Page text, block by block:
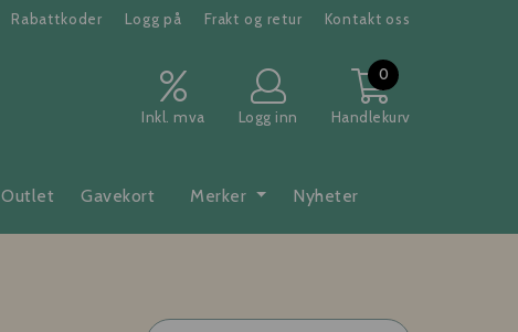
Rabattkoder Logg på Frakt og retur Kontakt oss
Inkl. mva Logg inn
0
Handlekurv
Outlet Gavekort Merker Nyheter